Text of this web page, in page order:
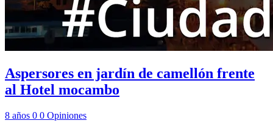
Aspersores en jardín de camellón frente
al Hotel mocambo
8 años 0 0 Opiniones